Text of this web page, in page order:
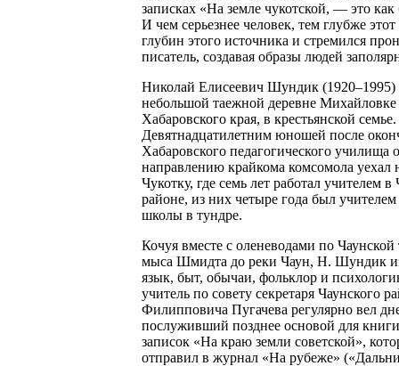
записках «На земле чукотской, — это
И чем серьезнее человек, тем глубже
глубин этого источника и стремился
писатель, создавая образы людей
Николай Елисеевич Шундик (1920–1995)
небольшой таежной деревне Михайловке
Хабаровского края, в крестьянской семье.
Девятнадцатилетним юношей после
Хабаровского педагогического училища
направлению крайкома комсомола уехал
Чукотку, где семь лет работал учителем в
районе, из них четыре года был учителем
школы в тундре.
Кочуя вместе с оленеводами по Чаунской
мыса Шмидта до реки Чаун, Н. Шундик
язык, быт, обычаи, фольклор и
учитель по совету секретаря Чаунского
Филипповича Пугачева регулярно вел
послуживший позднее основой для
записок «На краю земли советской»,
отправил в журнал «На рубеже»